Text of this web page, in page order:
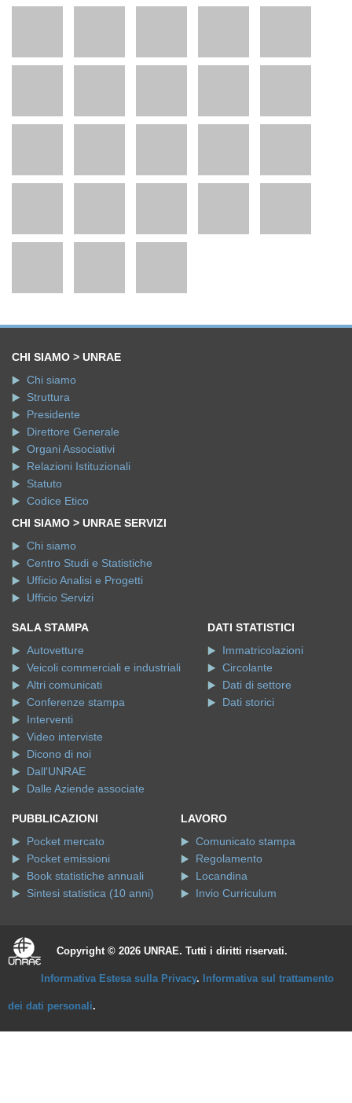
CHI SIAMO > UNRAE
Chi siamo
Struttura
Presidente
Direttore Generale
Organi Associativi
Relazioni Istituzionali
Statuto
Codice Etico
CHI SIAMO > UNRAE SERVIZI
Chi siamo
Centro Studi e Statistiche
Ufficio Analisi e Progetti
Ufficio Servizi
SALA STAMPA
Autovetture
Veicoli commerciali e industriali
Altri comunicati
Conferenze stampa
Interventi
Video interviste
Dicono di noi
Dall'UNRAE
Dalle Aziende associate
DATI STATISTICI
Immatricolazioni
Circolante
Dati di settore
Dati storici
PUBBLICAZIONI
Pocket mercato
Pocket emissioni
Book statistiche annuali
Sintesi statistica (10 anni)
LAVORO
Comunicato stampa
Regolamento
Locandina
Invio Curriculum
Copyright © 2026 UNRAE. Tutti i diritti riservati.
Informativa Estesa sulla Privacy. Informativa sul trattamento
dei dati personali.